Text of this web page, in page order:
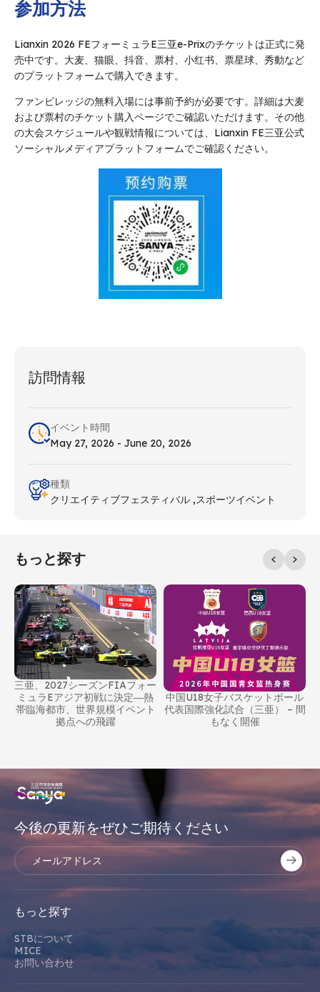
参加方法
Lianxin 2026 FEフォーミュラE三亚e-Prixのチケットは正式に発
売中です。大麦、猫眼、抖音、票村、小红书、票星球、秀動など
のプラットフォームで購入できます。
ファンビレッジの無料入場には事前予約が必要です。詳細は大麦
および票村のチケット購入ページでご確認いただけます。その他
の大会スケジュールや観戦情報については、Lianxin FE三亚公式
ソーシャルメディアプラットフォームでご確認ください。
訪問情報
イベント時間
May 27, 2026 - June 20, 2026
種類
クリエイティブフェスティバル スポーツイベント
もっと探す
三亜、2027シーズンFIAフォー
ミュラEアジア初戦に決定―熱
帯臨海都市、世界規模イベント
拠点への飛躍
中国U18女子バスケットボール
代表国際強化試合（三亜） – 間
もなく開催
今後の更新をぜひご期待ください
もっと探す
STBについて
MICE
お問い合わせ